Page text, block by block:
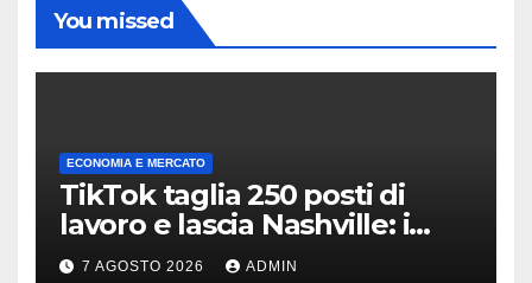
You missed
ECONOMIA E MERCATO
TikTok taglia 250 posti di
lavoro e lascia Nashville: i
motivi della scelta
7 AGOSTO 2026 ADMIN